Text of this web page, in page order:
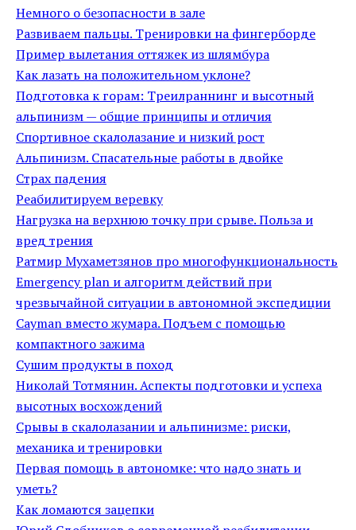
Немного о безопасности в зале
Развиваем пальцы. Тренировки на фингерборде
Пример вылетания оттяжек из шлямбура
Как лазать на положительном уклоне?
Подготовка к горам: Треилраннинг и высотный
альпинизм — общие принципы и отличия
Спортивное скалолазание и низкий рост
Альпинизм. Спасательные работы в двойке
Страх падения
Реабилитируем веревку
Нагрузка на верхнюю точку при срыве. Польза и
вред трения
Ратмир Мухаметзянов про многофункциональность
Emergency plan и алгоритм действий при
чрезвычайной ситуации в автономной экспедиции
Cayman вместо жумара. Подъем с помощью
компактного зажима
Сушим продукты в поход
Николай Тотмянин. Аспекты подготовки и успеха
высотных восхождений
Срывы в скалолазании и альпинизме: риски,
механика и тренировки
Первая помощь в автономке: что надо знать и
уметь?
Как ломаются зацепки